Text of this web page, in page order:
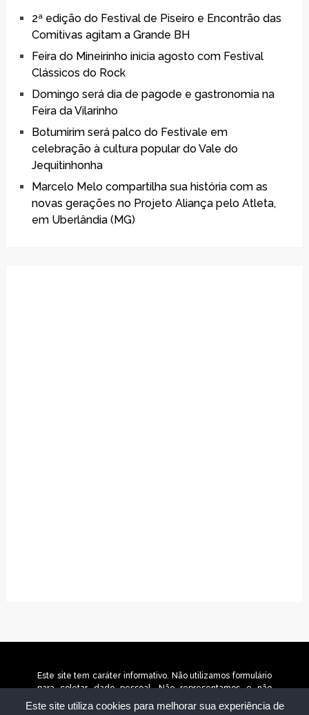
Este site utiliza cookies para melhorar sua experiência de
2ª edição do Festival de Piseiro e Encontrão das
Comitivas agitam a Grande BH
Feira do Mineirinho inicia agosto com Festival
Clássicos do Rock
Domingo será dia de pagode e gastronomia na
Feira da Vilarinho
Botumirim será palco do Festivale em
celebração à cultura popular do Vale do
Jequitinhonha
Marcelo Melo compartilha sua história com as
novas gerações no Projeto Aliança pelo Atleta,
em Uberlândia (MG)
Este site tem caráter informativo. Não utilizamos formulário
para coletar dado pessoal. Não representamos e não
temos relação com nenhuma empresa ou programa citado
no conteúdo deste site. © 2025 jornaltudobh.com.br –